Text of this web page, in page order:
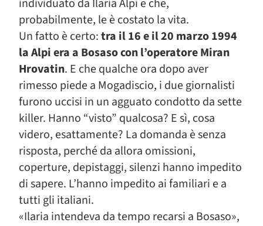
individuato da Ilaria Alpi e che,
probabilmente, le è costato la vita.
Un fatto è certo:tra il 16 e il 20 marzo 1994
la Alpi era a Bosaso con l’operatore Miran
Hrovatin. E che qualche ora dopo aver
rimesso piede a Mogadiscio, i due giornalisti
furono uccisi in un agguato condotto da sette
killer. Hanno “visto” qualcosa? E sì, cosa
videro, esattamente? La domanda è senza
risposta, perché da allora omissioni,
coperture, depistaggi, silenzi hanno impedito
di sapere. L’hanno impedito ai familiari e a
tutti gli italiani.
«Ilaria intendeva da tempo recarsi a Bosaso»,